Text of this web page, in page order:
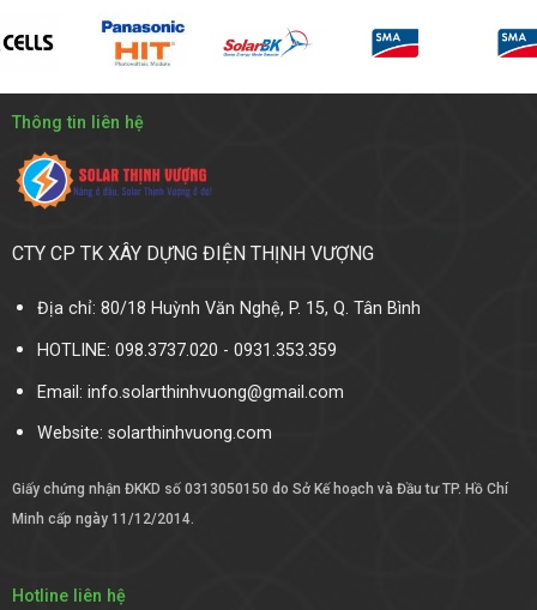
Thông tin liên hệ
CTY CP TK XÂY DỰNG ĐIỆN THỊNH VƯỢNG
Địa chỉ: 80/18 Huỳnh Văn Nghệ, P. 15, Q. Tân Bình
HOTLINE: 098.3737.020 - 0931.353.359
Email: info.solarthinhvuong@gmail.com
Website: solarthinhvuong.com
Giấy chứng nhận ĐKKD số 0313050150 do Sở Kế hoạch và Đầu tư TP. Hồ Chí
Minh cấp ngày 11/12/2014.
Hotline liên hệ